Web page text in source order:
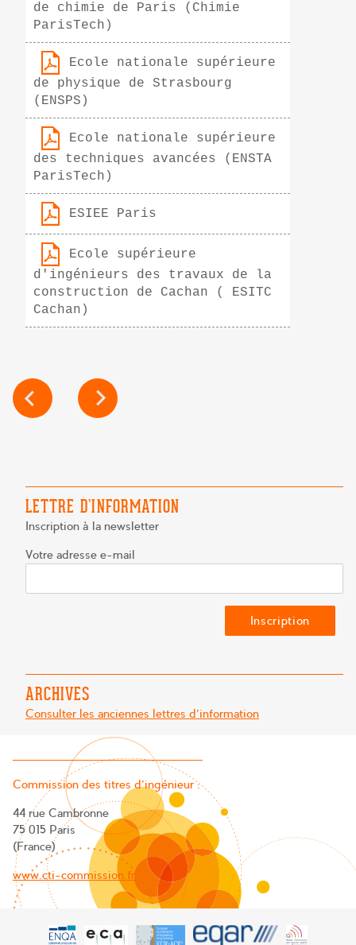
de chimie de Paris (Chimie
ParisTech)
Ecole nationale supérieure
de physique de Strasbourg
(ENSPS)
Ecole nationale supérieure
des techniques avancées (ENSTA
ParisTech)
ESIEE Paris
Ecole supérieure
d'ingénieurs des travaux de la
construction de Cachan ( ESITC
Cachan)
NAVIGATION
DE
LETTRE D’INFORMATION
Inscription à la newsletter
Votre adresse e-mail
ARCHIVES
Consulter les anciennes lettres d'information
Commission des titres d’ingénieur :
44 rue Cambronne
75 015 Paris
(France)
www.cti-commission.fr